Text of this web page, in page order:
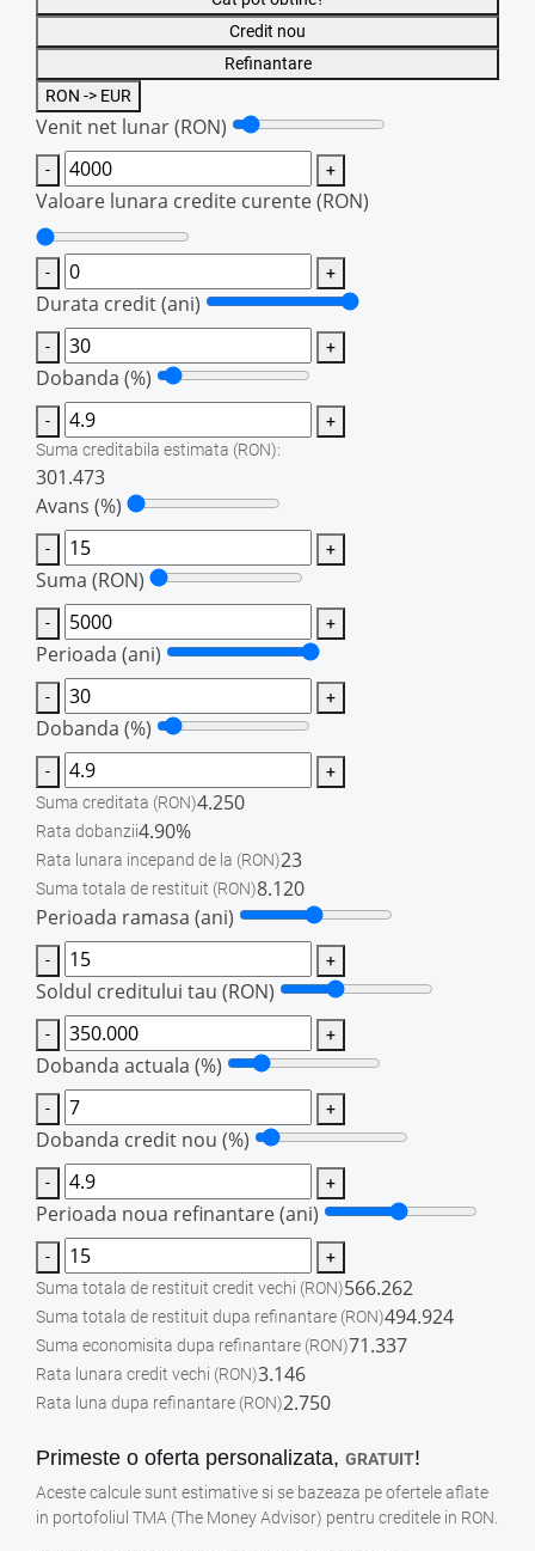
Credit nou
Refinantare
RON -> EUR
Venit net lunar(RON)
- +
Valoare lunara credite curente(RON)
- +
Durata credit (ani)
- +
Dobanda (%)
- +
Suma creditabila estimata (RON):
301.473
Avans (%)
- +
Suma (RON)
- +
Perioada (ani)
- +
Dobanda (%)
- +
Suma creditata (RON)4.250
Rata dobanzii4.90%
Rata lunara incepand de la (RON)23
Suma totala de restituit (RON)8.120
Perioada ramasa (ani)
- +
Soldul creditului tau (RON)
- +
Dobanda actuala (%)
- +
Dobanda credit nou (%)
- +
Perioada noua refinantare (ani)
- +
Suma totala de restituit credit vechi (RON)566.262
Suma totala de restituit dupa refinantare (RON)494.924
Suma economisita dupa refinantare (RON)71.337
Rata lunara credit vechi (RON)3.146
Rata luna dupa refinantare (RON)2.750
Primeste o oferta personalizata, GRATUIT!
Aceste calcule sunt estimative si se bazeaza pe ofertele aflate
in portofoliul TMA (The Money Advisor) pentru creditele in RON.